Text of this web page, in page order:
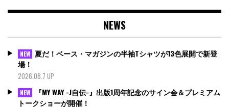
NEWS
NEW 夏だ！ベース・マガジンの半袖Tシャツが13色展開で新登
場！
2026.08.7 UP
NEW
『MY WAY -J自伝-』出版1周年記念のサイン会＆プレミアム
トークショーが開催！